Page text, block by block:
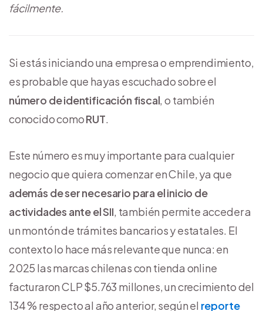
fácilmente.
Si estás iniciando una empresa o emprendimiento,
es probable que hayas escuchado sobre el
número de identificación fiscal , o también
conocido comoRUT
Este número es muy importante para cualquier
negocio que quiera comenzar en Chile, ya que
además de ser necesario para el inicio de
actividades ante el SII , también permite acceder a
un montón de trámites bancarios y estatales. El
contexto lo hace más relevante que nunca: en
2025 las marcas chilenas con tienda online
facturaron CLP $5.763 millones, un crecimiento del
134 % respecto al año anterior, según el reporte